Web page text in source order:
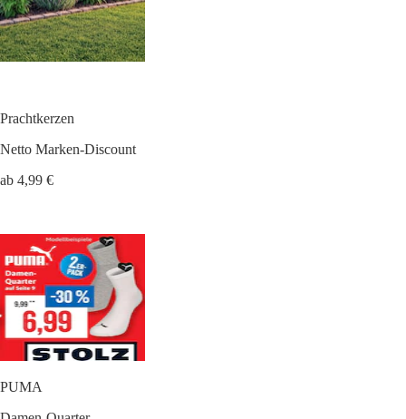
Prachtkerzen
Netto Marken-Discount
ab 4,99 €
PUMA